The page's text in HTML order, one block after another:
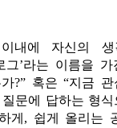
내에 자신의 생
그’라는 이름을
?” 혹은“지금
문에 답하는 형식
게 , 쉽게 올리는